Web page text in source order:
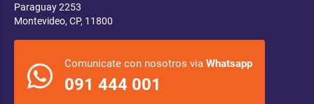
Paraguay 2253
Montevideo, CP, 11800
Comunicate con nosotros via Whatsapp
091 444 001